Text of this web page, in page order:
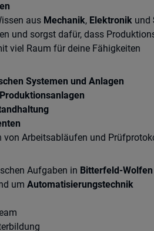
aus Mechanik, Elektronik und
und sorgst dafür, dass
viel Raum für deine Fähigkeiten
Systemen und Anlagen
Arbeitsabläufen und
Aufgaben in Bitterfeld-Wolfen
um Automatisierungstechnik